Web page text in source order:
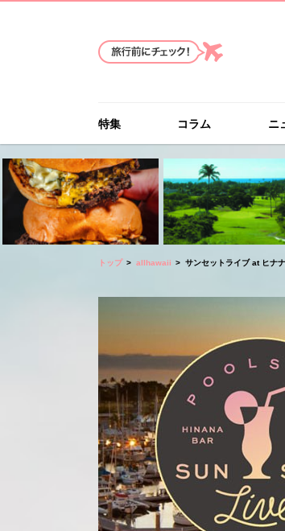
特集 コラム ニ
トップ allhawaii サンセットライブ at ヒナ